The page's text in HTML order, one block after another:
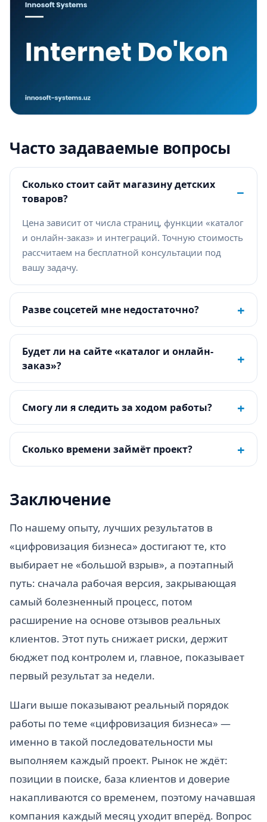
Часто задаваемые вопросы
Сколько стоит сайт магазину детских
товаров?
−
Цена зависит от числа страниц, функции «каталог
и онлайн-заказ» и интеграций. Точную стоимость
рассчитаем на бесплатной консультации под
вашу задачу.
Разве соцсетей мне недостаточно? +
Будет ли на сайте «каталог и онлайн-
заказ»?
+
Смогу ли я следить за ходом работы? +
Сколько времени займёт проект? +
Заключение
По нашему опыту, лучших результатов в
«цифровизация бизнеса» достигают те, кто
выбирает не «большой взрыв», а поэтапный
путь: сначала рабочая версия, закрывающая
самый болезненный процесс, потом
расширение на основе отзывов реальных
клиентов. Этот путь снижает риски, держит
бюджет под контролем и, главное, показывает
первый результат за недели.
Шаги выше показывают реальный порядок
работы по теме «цифровизация бизнеса» —
именно в такой последовательности мы
выполняем каждый проект. Рынок не ждёт:
позиции в поиске, база клиентов и доверие
накапливаются со временем, поэтому начавшая
компания каждый месяц уходит вперёд. Вопрос